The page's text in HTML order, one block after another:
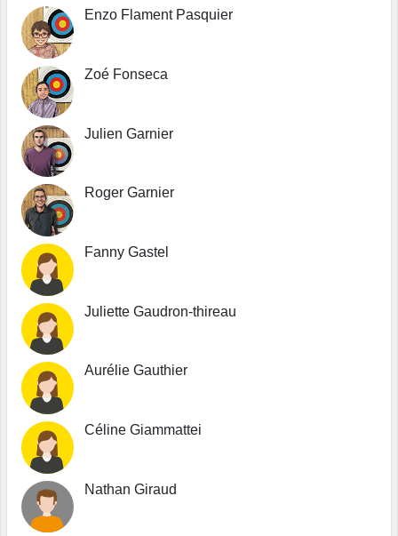
Enzo Flament Pasquier
Zoé Fonseca
Julien Garnier
Roger Garnier
Fanny Gastel
Juliette Gaudron-thireau
Aurélie Gauthier
Céline Giammattei
Nathan Giraud